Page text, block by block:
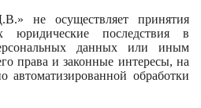
не осуществляет принятия
юридические последствия в
данных или иным
права и законные интересы, на
автоматизированной обработки